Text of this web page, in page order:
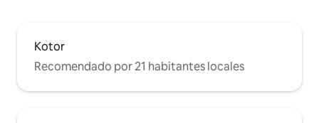
Kotor
Recomendado por 21 habitantes locales